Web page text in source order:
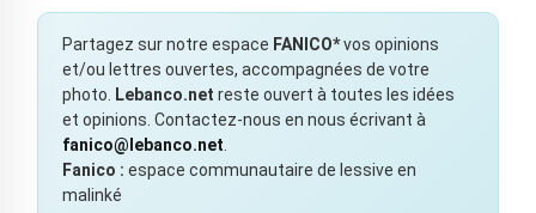
Partagez sur notre espace FANICO*vos opinions
et/ou lettres ouvertes, accompagnées de votre
photo.
Lebanco.net reste ouvert à toutes les idées
et opinions. Contactez-nous en nous écrivant à
fanico@lebanco.net
Fanico : espace communautaire de lessive en
malinké